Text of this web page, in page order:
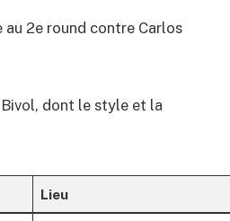
2e round contre Carlos
dont le style et la
Lieu